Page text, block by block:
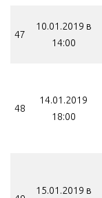
47
10.01.2019 в
14:00
48
14.01.2019
18:00
15.01.2019 в